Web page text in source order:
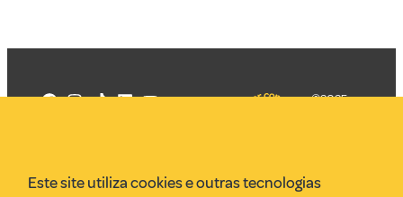
VR Assessoria
©2025
Este site utiliza cookies e outras tecnologias